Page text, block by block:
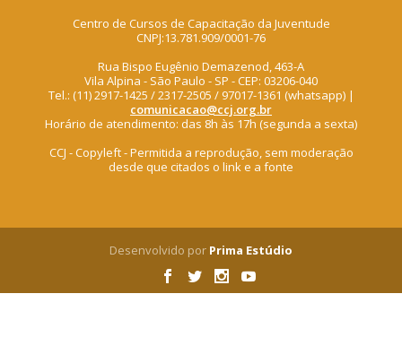
Centro de Cursos de Capacitação da Juventude
CNPJ:13.781.909/0001-76
Rua Bispo Eugênio Demazenod, 463-A
Vila Alpina - São Paulo - SP - CEP: 03206-040
Tel.: (11) 2917-1425 / 2317-2505 / 97017-1361 (whatsapp) |
comunicacao@ccj.org.br
Horário de atendimento: das 8h às 17h (segunda a sexta)
CCJ - Copyleft - Permitida a reprodução, sem moderação
desde que citados o link e a fonte
Desenvolvido por Prima Estúdio